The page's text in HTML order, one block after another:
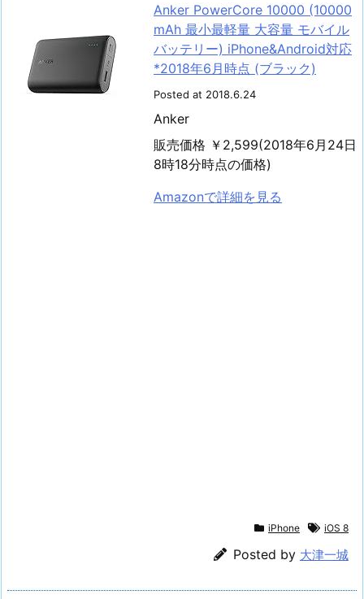
Anker PowerCore 10000 (10000
mAh 最小最軽量 大容量 モバイル
バッテリー) iPhone&Android対応
*2018年6月時点 (ブラック)
Posted at 2018.6.24
Anker
販売価格 ￥2,599(2018年6月24日
8時18分時点の価格)
Amazonで詳細を見る
iPhone iOS 8
Posted by 大津一城